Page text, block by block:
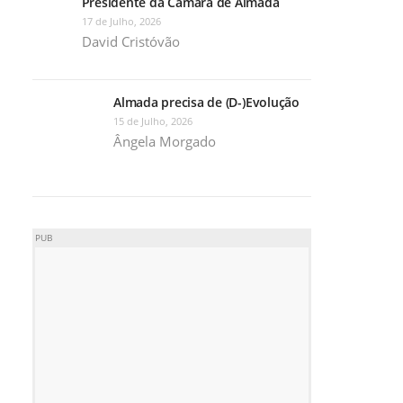
17 de Julho, 2026
David Cristóvão
Almada precisa de (D-)Evolução
15 de Julho, 2026
Ângela Morgado
PUB